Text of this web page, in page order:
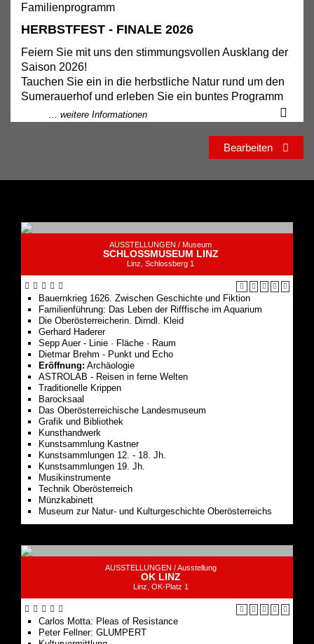
Familienprogramm
HERBSTFEST - FINALE 2026
Feiern Sie mit uns den stimmungsvollen Ausklang der
Saison 2026!
Tauchen Sie ein in die herbstliche Natur rund um den
Sumerauerhof und erleben Sie ein buntes Programm
für Groß und Klein:
Lassen Sie sich vom Zauber des Herbstes inspirieren,
genießen Sie Natur, Kultur und kulinarische Vielfalt –
und seien Sie unser Gast beim Saisonabschluss 2026
am Sumerauerhof!
... weitere Informationen
Bearbeiten
AUSSTELLUNGEN / Museum
SCHLOSSMUSEUM LINZ
Linz, Schlossberg 1
Bauern­krieg 1626. Zwischen Geschichte und Fiktion
Familien­führung: Das Leben der Rifffische im Aquarium
Die Oberösterreicherin. Dirndl. Kleid
Gerhard Haderer
Sepp Auer - Linie · Fläche · Raum
Dietmar Brehm - Punkt und Echo
Eröffnung: Archäologie
ASTROLAB - Reisen in ferne Welten
Traditionelle Krippen
Barocksaal
Das Oberösterreichische Landesmuseum
Grafik und Bibliothek
Kunsthandwerk
Kunstsammlung Kastner
Kunstsammlungen 12. - 18. Jh.
Kunstsammlungen 19. Jh.
Musikinstrumente
Technik Oberösterreich
Münzkabinett
Museum zur Natur- und Kulturgeschichte Oberösterreichs
AUSSTELLUNGEN /Ausstellung
OK LINZ
Linz, OK-Platz 1
Carlos Motta: Pleas of Resistance
Peter Fellner: GLUMPERT